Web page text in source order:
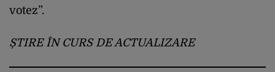
votez”.
ȘTIRE ÎN CURS DE ACTUALIZARE